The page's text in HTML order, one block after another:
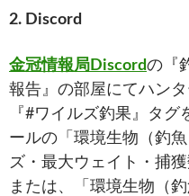
2. Discord
金冠情報局Discordの『
報告』の部屋にてハン
『#ワイルズ釣果』タ
ールの「環境生物（釣
ズ・最大ウェイト・捕
または、「環境生物（